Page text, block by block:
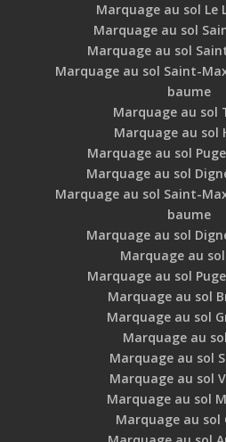
Marquage au sol Le
Marquage au sol
Marquage au sol
Marquage au sol Saint-
baume
Marquage au sol
Marquage au sol
Marquage au sol
Marquage au sol
Marquage au sol Saint-
baume
Marquage au sol
Marquage au
Marquage au sol
Marquage au sol
Marquage au sol
Marquage au
Marquage au sol
Marquage au sol
Marquage au sol
Marquage au sol